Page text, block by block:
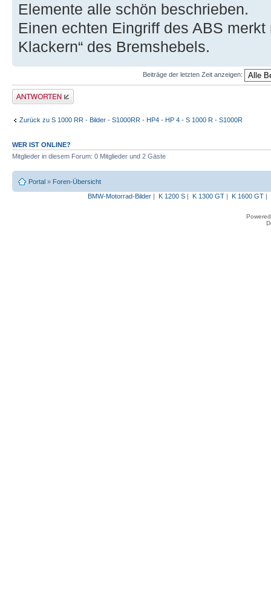
Elemente alle schön beschrieben.
Einen echten Eingriff des ABS
Klackern“ des Bremshebels.
Beiträge der letzten Zeit anzeigen:
Antwort erstellen
Zurück zu S 1000 RR - Bilder - S1000RR - HP4 - HP 4 - S 1000 R - S1000R
WER IST ONLINE?
Mitglieder in diesem Forum: 0 Mitglieder und 2 Gäste
Portal » Foren-Übersicht
BMW-Motorrad-Bilder| K 1200 S| K 1300 GT| K 1600 GT|